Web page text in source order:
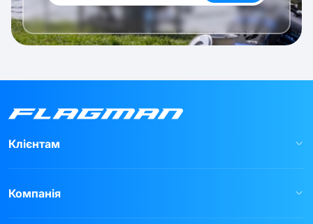
Клієнтам
Компанія